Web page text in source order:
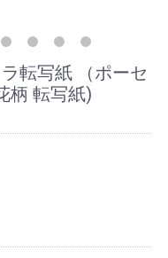
転写紙 （ポーセ
柄 転写紙)